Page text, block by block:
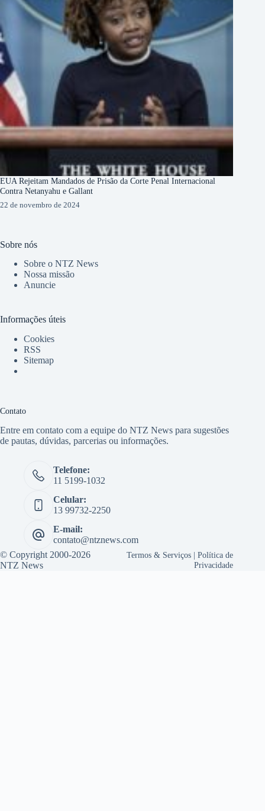
EUA Rejeitam Mandados de Prisão da Corte Penal Internacional
Contra Netanyahu e Gallant
22 de novembro de 2024
Sobre nós
Sobre o NTZ News
Nossa missão
Anuncie
Informações úteis
Cookies
RSS
Sitemap
Contato
Entre em contato com a equipe do NTZ News para sugestões
de pautas, dúvidas, parcerias ou informações.
Telefone:
11 5199-1032
Celular:
13 99732-2250
E-mail:
contato@ntznews.com
© Copyright 2000-2026
NTZ News
Termos & Serviços |Política de
Privacidade